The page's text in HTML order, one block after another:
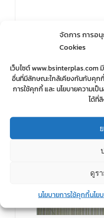
จัดการ การอ
Cookies
เว็บไซต์ www.bsinterplas.com
อื่นที่มีลักษณะใกล้เคียงกันกับคุกกี้
การใช้คุกกี้ และ นโยบายความเ
ได้ที่
ดูร
นโยบายการใช้คุกกี้นโย